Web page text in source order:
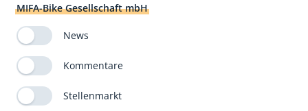
MIFA-Bike Gesellschaft mbH
News
Kommentare
Stellenmarkt